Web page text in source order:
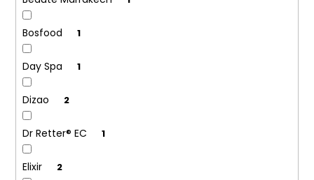
Bosfood 1
Day Spa 1
Dizao 2
Dr Retter® EC 1
Elixir 2
D
o
p
o
u
u